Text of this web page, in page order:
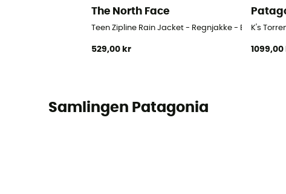
The North Face
Teen Zipline Rain Jacket - Regnjakke - Barn
529,00 kr
K's
1099,00
Samlingen Patagonia